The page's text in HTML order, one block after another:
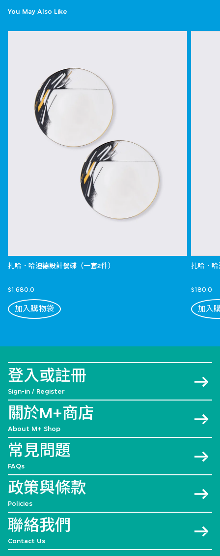
You May Also Like
扎哈．哈迪德設計餐碟（一套2件）
$1,680.0
加入購物袋
扎哈．
$180.0
加入
登入或註冊
Sign-in / Register
關於M+商店
About M+ Shop
常見問題
FAQs
政策與條款
Policies
聯絡我們
Contact Us